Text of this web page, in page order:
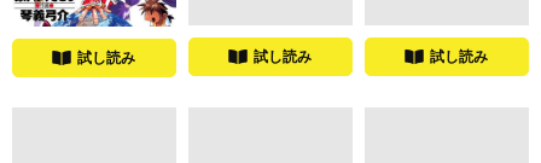
試し読み 試し読み 試し読み